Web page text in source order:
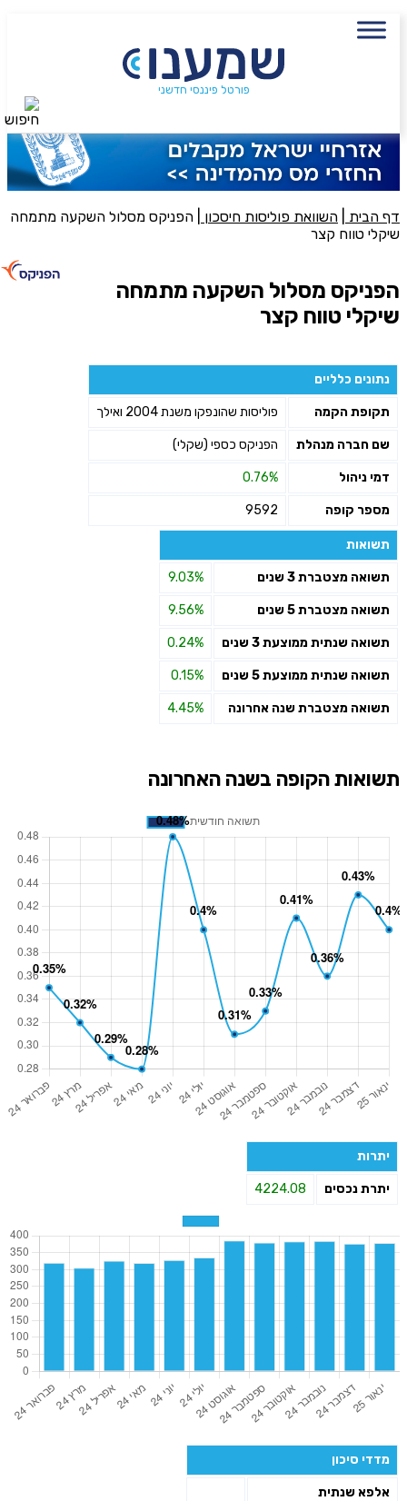
פורטל פיננסי חדשני
דף הבית השוואת פוליסות חיסכון
הפניקס מסלול השקעה מתמחה
שיקלי טווח קצר
הפניקס מסלול השקעה מתמחה
שיקלי טווח קצר
נתונים כלליים
תקופת הקמה פוליסות שהונפקו משנת 2004 ואילך
שם חברה מנהלת הפניקס כספי (שקלי)
דמי ניהול 0.76%
מספר קופה 9592
תשואות
תשואה מצטברת 3 שנים 9.03%
תשואה מצטברת 5 שנים 9.56%
תשואה שנתית ממוצעת 3 שנים 0.24%
תשואה שנתית ממוצעת 5 שנים 0.15%
תשואה מצטברת שנה אחרונה 4.45%
תשואות הקופה בשנה האחרונה
יתרות
יתרת נכסים 4224.08
מדדי סיכון
אלפא שנתית
פעולה נדרשת
היכן מנוהל החיסכון?
סכום חיסכון בקרן
מאשר כי פרטיי ישמשו לקבלת פניות והצעות שיווקיות למוצרים
פנסיוניים\ביטוח באמצעות טלפון, מייל או SMS מאיתנו או צד שלישי
שליחה
חיפוש